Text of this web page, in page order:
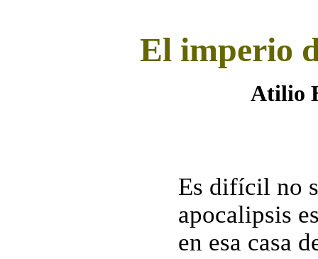
El imperio
Atilio
Es difícil no
apocalipsis
en esa casa